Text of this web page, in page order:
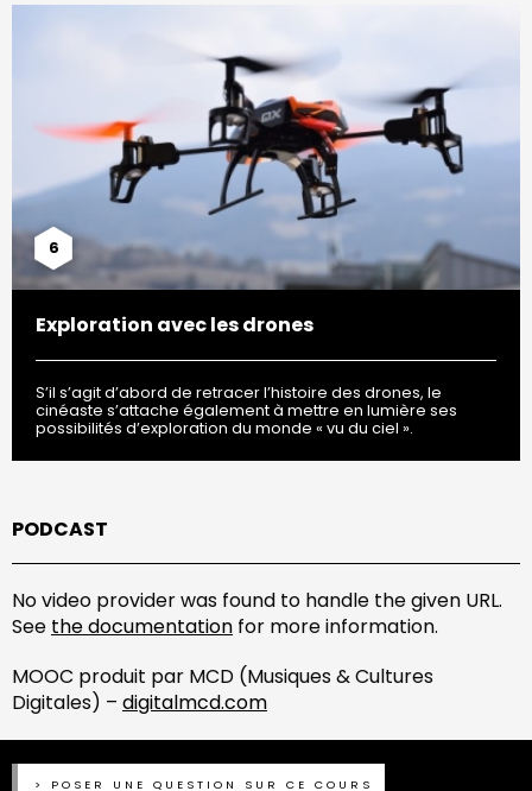
6
Exploration avec les drones
S’il s’agit d’abord de retracer l’histoire des drones, le
cinéaste s’attache également à mettre en lumière ses
possibilités d’exploration du monde « vu du ciel ».
PODCAST
No video provider was found to handle the given URL.
See the documentation for more information.
MOOC produit par MCD (Musiques & Cultures
Digitales) – digitalmcd.com
POSER UNE QUESTION SUR CE COURS